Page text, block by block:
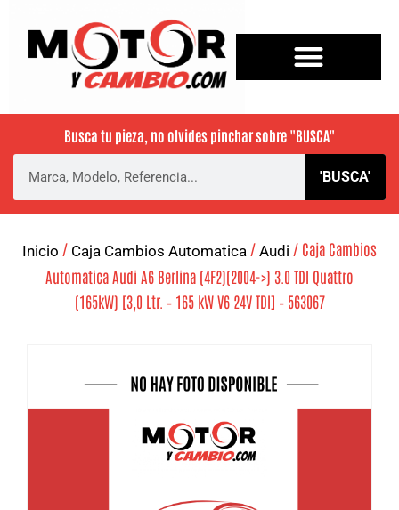
Busca tu pieza, no olvides pinchar sobre "BUSCA"
'BUSCA'
Inicio / Caja Cambios Automatica / Audi / Caja Cambios
Automatica Audi A6 Berlina (4F2)(2004->) 3.0 TDI Quattro
(165kW) [3,0 Ltr. – 165 kW V6 24V TDI] – 563067